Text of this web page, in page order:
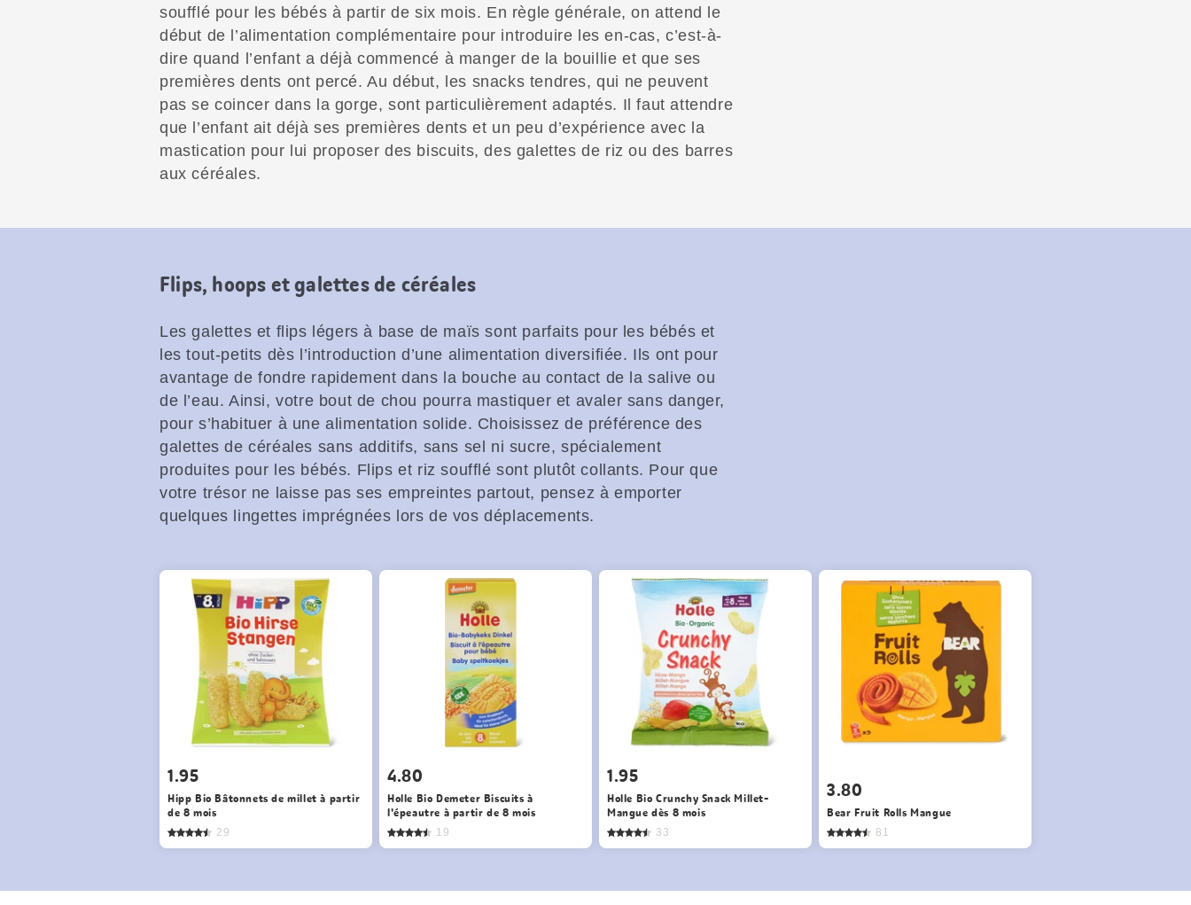
soufflé pour les bébés à partir de six mois. En règle générale, on attend le
début de l’alimentation complémentaire pour introduire les en-cas, c’est-à-
dire quand l’enfant a déjà commencé à manger de la bouillie et que ses
premières dents ont percé. Au début, les snacks tendres, qui ne peuvent
pas se coincer dans la gorge, sont particulièrement adaptés. Il faut attendre
que l’enfant ait déjà ses premières dents et un peu d’expérience avec la
mastication pour lui proposer des biscuits, des galettes de riz ou des barres
aux céréales.
Flips, hoops et galettes de céréales
Les galettes et flips légers à base de maïs sont parfaits pour les bébés et
les tout-petits dès l’introduction d’une alimentation diversifiée. Ils ont pour
avantage de fondre rapidement dans la bouche au contact de la salive ou
de l’eau. Ainsi, votre bout de chou pourra mastiquer et avaler sans danger,
pour s’habituer à une alimentation solide. Choisissez de préférence des
galettes de céréales sans additifs, sans sel ni sucre, spécialement
produites pour les bébés. Flips et riz soufflé sont plutôt collants. Pour que
votre trésor ne laisse pas ses empreintes partout, pensez à emporter
quelques lingettes imprégnées lors de vos déplacements.
1.95
Hipp Bio Bâtonnets de millet à partir
de 8 mois
29
4.80
Holle Bio Demeter Biscuits à
l'épeautre à partir de 8 mois
19
1.95
Holle Bio Crunchy Snack Millet-
Mangue dès 8 mois
33
3.80
Bear Fruit Rolls Mangue
81